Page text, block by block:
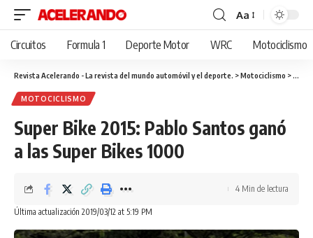
Cambiar
tamaño
fuente
Aa
Circuitos Formula 1 Deporte Motor WRC Motociclismo
Revista Acelerando - La revista del mundo automóvil y el deporte. >Motociclismo >
MOTOCICLISMO
Super Bike 2015: Pablo Santos ganó
a las Super Bikes 1000
Última actualización 2019/03/12 at 5:19 PM
4 Min de lectura